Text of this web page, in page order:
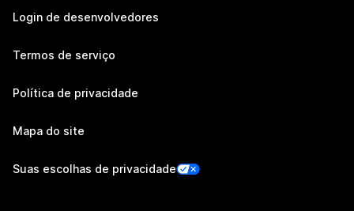
Login de desenvolvedores
Termos de serviço
Política de privacidade
Mapa do site
Suas escolhas de privacidade